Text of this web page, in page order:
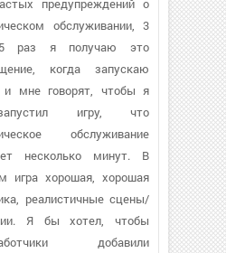
обслуживании, 3
раз я получаю это
когда запускаю
и мне говорят, чтобы я
игру, что
обслуживание
несколько минут. В
игра хорошая, хорошая
реалистичные сцены/
Я бы хотел, чтобы
добавили